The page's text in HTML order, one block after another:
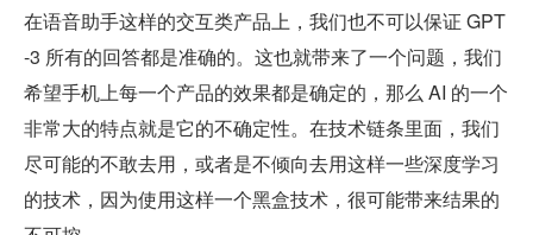
在语音助手这样的交互类产品上，我们也不可以保证 GPT
-3 所有的回答都是准确的。这也就带来了一个问题，我们
希望手机上每一个产品的效果都是确定的，那么 AI 的一个
非常大的特点就是它的不确定性。在技术链条里面，我们
尽可能的不敢去用，或者是不倾向去用这样一些深度学习
的技术，因为使用这样一个黑盒技术，很可能带来结果的